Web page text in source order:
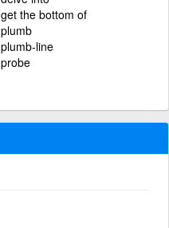
get the bottom of
plumb
plumb-line
probe